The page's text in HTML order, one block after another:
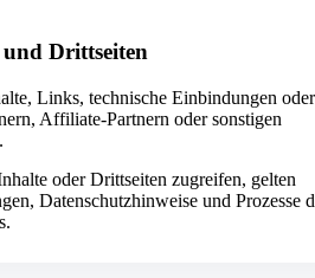
Drittseiten
Links, technische Einbindungen oder
Affiliate-Partnern oder sonstigen
oder Drittseiten zugreifen, gelten
Datenschutzhinweise und Prozesse